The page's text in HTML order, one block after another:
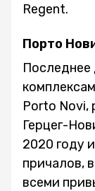
Regent.
Порто
Последнее
Porto Novi,
Герцег-
2020 году
причалов,
всеми